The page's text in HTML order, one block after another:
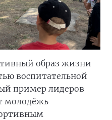
образ жизни
воспитательной
пример лидеров
молодёжь